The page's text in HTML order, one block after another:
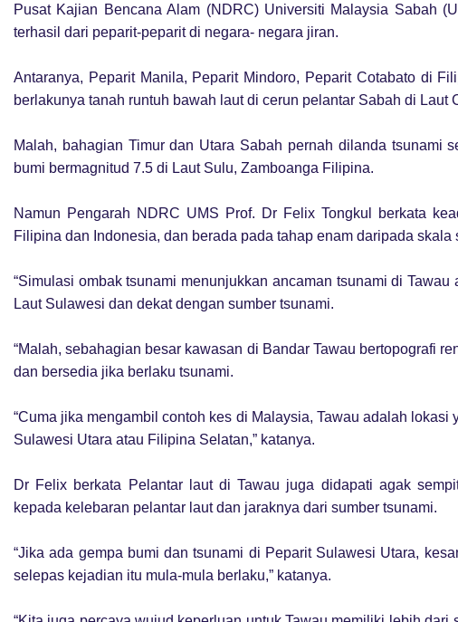
Pusat Kajian Bencana Alam (NDRC) Universiti Malaysia Sabah
terhasil dari peparit-peparit di negara- negara jiran.
Antaranya, Peparit Manila, Peparit Mindoro, Peparit Cotabato di
berlakunya tanah runtuh bawah laut di cerun pelantar Sabah di Laut
Malah, bahagian Timur dan Utara Sabah pernah dilanda tsunami
bumi bermagnitud 7.5 di Laut Sulu, Zamboanga Filipina.
Namun Pengarah NDRC UMS Prof. Dr Felix Tongkul berkata
Filipina dan Indonesia, dan berada pada tahap enam daripada skala
“Simulasi ombak tsunami menunjukkan ancaman tsunami di
Laut Sulawesi dan dekat dengan sumber tsunami.
“Malah, sebahagian besar kawasan di Bandar Tawau bertopografi
dan bersedia jika berlaku tsunami.
“Cuma jika mengambil contoh kes di Malaysia, Tawau adalah
Sulawesi Utara atau Filipina Selatan,” katanya.
Dr Felix berkata Pelantar laut di Tawau juga didapati agak
kepada kelebaran pelantar laut dan jaraknya dari sumber tsunami.
“Jika ada gempa bumi dan tsunami di Peparit Sulawesi Utara,
selepas kejadian itu mula-mula berlaku,” katanya.